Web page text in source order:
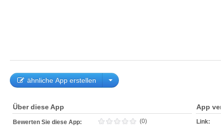
ähnliche App erstellen
Über diese App
Bewerten Sie diese App: (0)
App
Link: